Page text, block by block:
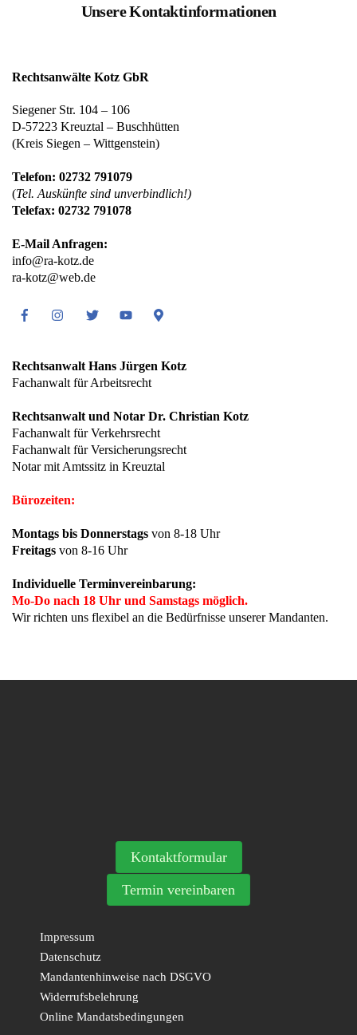
Unsere Kontaktinformationen
Rechtsanwälte Kotz GbR
Siegener Str. 104 – 106
D-57223 Kreuztal – Buschhütten
(Kreis Siegen – Wittgenstein)
Telefon: 02732 791079
(Tel. Auskünfte sind unverbindlich!)
Telefax: 02732 791078
E-Mail Anfragen:
info@ra-kotz.de
ra-kotz@web.de
FacebookInstagramTwitter YoutubeGoogle
Rechtsanwalt Hans Jürgen Kotz
Fachanwalt für Arbeitsrecht
Rechtsanwalt und Notar Dr. Christian Kotz
Fachanwalt für Verkehrsrecht
Fachanwalt für Versicherungsrecht
Notar mit Amtssitz in Kreuztal
Bürozeiten:
Montags bis Donnerstags von 8-18 Uhr
Freitags von 8-16 Uhr
Individuelle Terminvereinbarung:
Mo-Do nach 18 Uhr und Samstags möglich.
Wir richten uns flexibel an die Bedürfnisse unserer Mandanten.
Kontaktformular
Termin vereinbaren
Impressum
Datenschutz
Mandantenhinweise nach DSGVO
Widerrufsbelehrung
Online Mandatsbedingungen